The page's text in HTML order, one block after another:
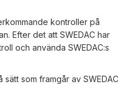
kontroller på
Efter det att SWEDAC har
och använda SWEDAC:s
som framgår av